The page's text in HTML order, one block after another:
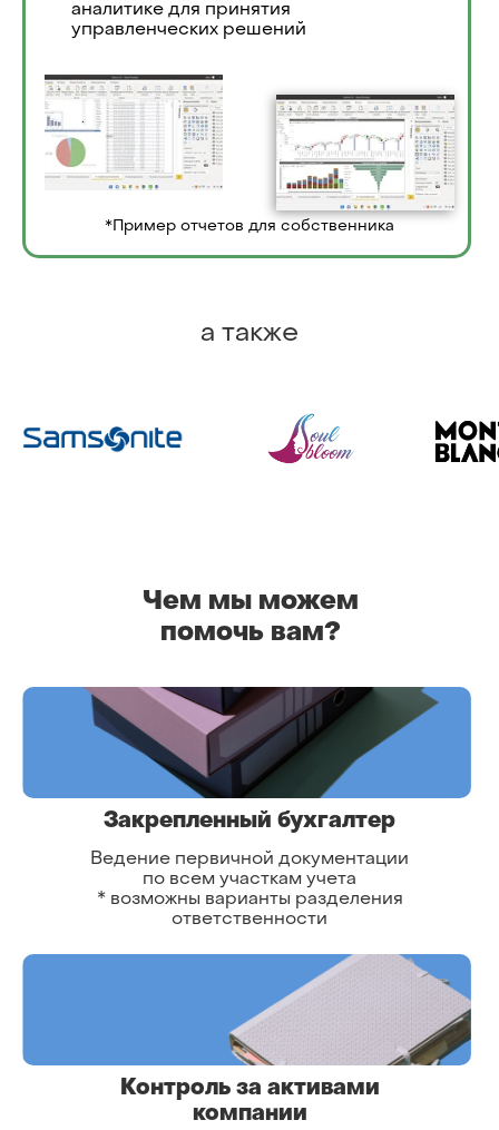
*Пример отчетов для собственника
аналитике для принятия
управленческих решений
а также
Чем мы можем
помочь вам?
Ведение первичной документации
по всем участкам учета
* возможны варианты разделения
ответственности
Закрепленный бухгалтер
Контроль за активами
компании